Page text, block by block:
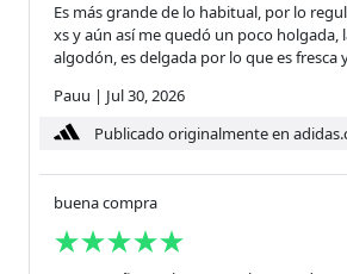
Es más grande de lo habitual, por lo
xs y aún así me quedó un poco holgada,
algodón, es delgada por lo que es fresca
Pauu | Jul 30, 2026
Publicado originalmente en
buena compra